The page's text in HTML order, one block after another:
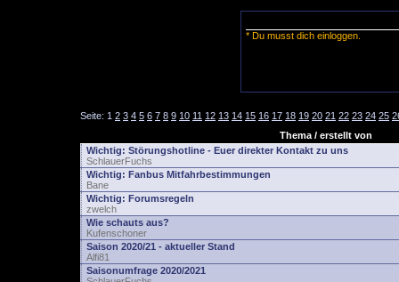
* Du musst dich einloggen.
Seite: 1 2 3 4 5 6 7 8 9 10 11 12 13 14 15 16 17 18 19 20 21 22 23 24 25
Thema / erstellt von
Wichtig: Störungshotline - Euer direkter Kontakt zu uns
SchlauerFuchs
Wichtig: Fanbus Mitfahrbestimmungen
Bane
Wichtig: Forumsregeln
zwelch
Wie schauts aus?
Kufenschoner
Saison 2020/21 - aktueller Stand
Alfi81
Saisonumfrage 2020/2021